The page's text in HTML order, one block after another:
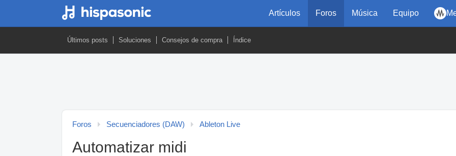
Artículos Foros Música Equipo
Últimos posts Soluciones Consejos de compra Índice
Foros Secuenciadores (DAW) Ableton Live
Automatizar midi